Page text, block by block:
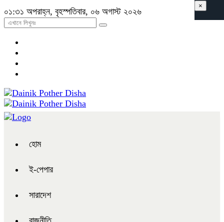
০১:৩১ অপরাহ্ন, বৃহস্পতিবার, ০৬ অগাস্ট ২০২৬
হোম
ই-পেপার
সারাদেশ
×